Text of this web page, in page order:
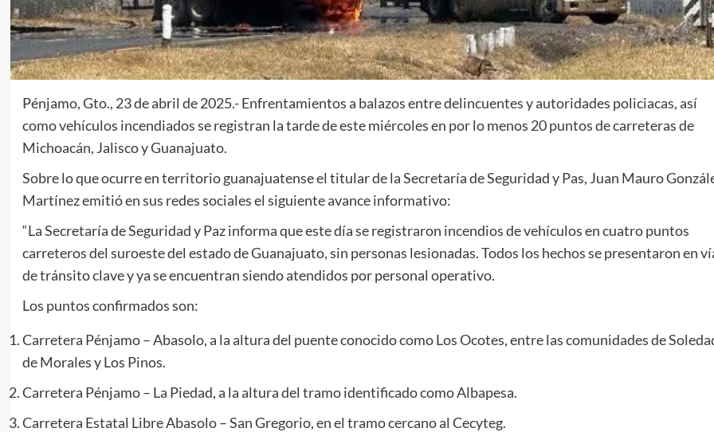
Pénjamo, Gto., 23 de abril de 2025.- Enfrentamientos a balazos entre delincuentes y autoridades policiacas, así
como vehículos incendiados se registran la tarde de este miércoles en por lo menos 20 puntos de carreteras de
Michoacán, Jalisco y Guanajuato.
Sobre lo que ocurre en territorio guanajuatense el titular de la Secretaría de Seguridad y Pas, Juan Mauro
Martínez emitió en sus redes sociales el siguiente avance informativo:
“La Secretaría de Seguridad y Paz informa que este día se registraron incendios de vehículos en cuatro puntos
carreteros del suroeste del estado de Guanajuato, sin personas lesionadas. Todos los hechos se presentaron en
de tránsito clave y ya se encuentran siendo atendidos por personal operativo.
Los puntos confirmados son:
Carretera Pénjamo – Abasolo, a la altura del puente conocido como Los Ocotes, entre las comunidades de
de Morales y Los Pinos.
Carretera Pénjamo – La Piedad, a la altura del tramo identificado como Albapesa.
Carretera Estatal Libre Abasolo – San Gregorio, en el tramo cercano al Cecyteg.